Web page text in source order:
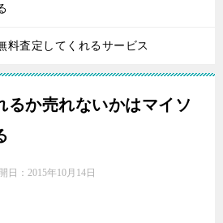
料査定してくれるサービス
るか売れないかはマイソ
日： 2015年10月14日